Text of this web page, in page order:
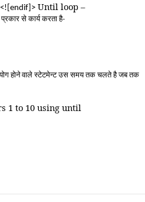
<![endif]> Until loop –
से कार्य करता है-
होने वाले स्टेटमेन्ट उस समय तक चलते है जब तक
1 to 10 using until